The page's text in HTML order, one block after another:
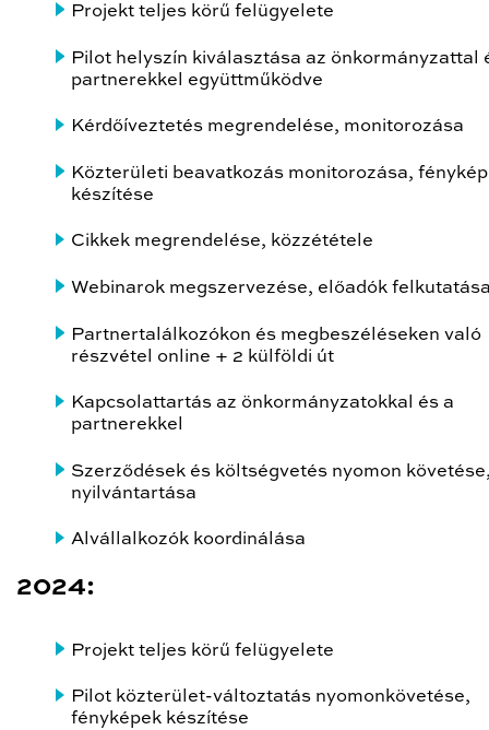
Projekt teljes körű felügyelete
Pilot helyszín kiválasztása az önkormányzattal
partnerekkel együttműködve
Kérdőíveztetés megrendelése, monitorozása
Közterületi beavatkozás monitorozása,
készítése
Cikkek megrendelése, közzététele
Webinarok megszervezése, előadók
Partnertalálkozókon és megbeszéléseken való
részvétel online + 2 külföldi út
Kapcsolattartás az önkormányzatokkal és a
partnerekkel
Szerződések és költségvetés nyomon
nyilvántartása
Alvállalkozók koordinálása
2024:
Projekt teljes körű felügyelete
Pilot közterület-változtatás nyomonkövetése,
fényképek készítése